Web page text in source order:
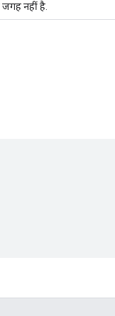
नहीं है.